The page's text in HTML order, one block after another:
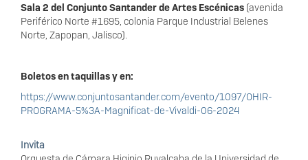
Sala 2 del Conjunto Santander de Artes Escénicas (avenida
Periférico Norte #1695, colonia Parque Industrial Belenes
Norte, Zapopan, Jalisco).
Boletos en taquillas y en:
https://www.conjuntosantander.com/evento/1097/OHIR-
PROGRAMA-5%3A-Magnificat-de-Vivaldi-06-2024
Invita